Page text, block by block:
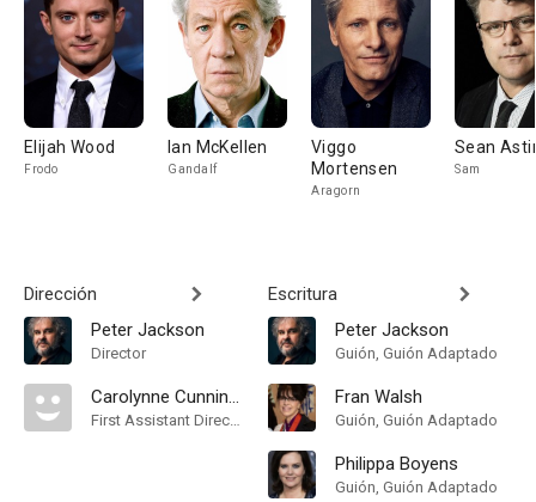
Elijah Wood
Frodo
Ian McKellen
Gandalf
Viggo
Mortensen
Aragorn
Sean
Sam
Dirección
Peter Jackson
Director
Carolynne Cunningham
First Assistant Director
Escritura
Peter Jackson
Guión, Guión Adaptado
Fran Walsh
Guión, Guión Adaptado
Philippa Boyens
Guión, Guión Adaptado